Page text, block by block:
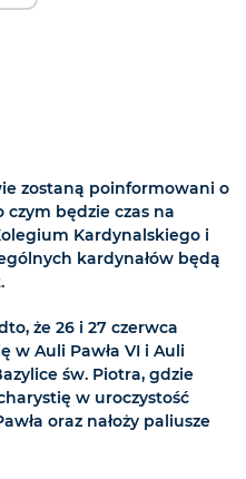
zostaną poinformowani o
czym będzie czas na
Kardynalskiego i
kardynałów będą
że 26 i 27 czerwca
w Auli Pawła VI i Auli
św. Piotra, gdzie
w uroczystość
oraz nałoży paliusze